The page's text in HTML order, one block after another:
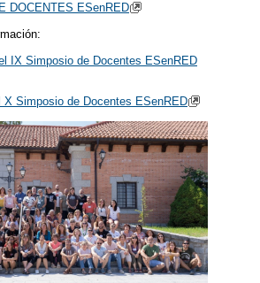
DOCENTES ESenRED
IX Simposio de Docentes ESenRED
X Simposio de Docentes ESenRED